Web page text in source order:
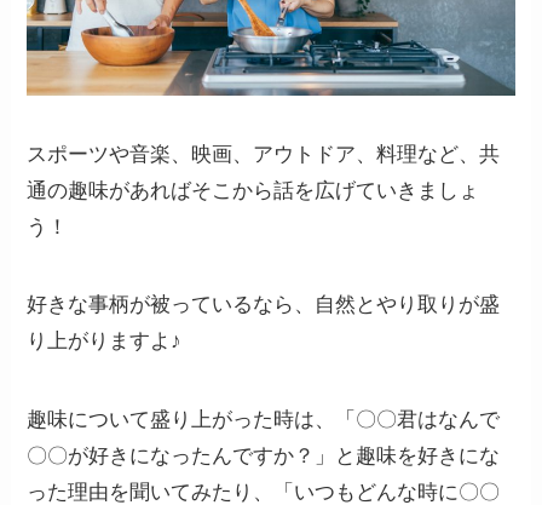
スポーツや音楽、映画、アウトドア、料理など、共
通の趣味があればそこから話を広げていきましょ
う！
好きな事柄が被っているなら、自然とやり取りが盛
り上がりますよ♪
趣味について盛り上がった時は、「〇〇君はなんで
〇〇が好きになったんですか？」と趣味を好きにな
った理由を聞いてみたり、「いつもどんな時に〇〇